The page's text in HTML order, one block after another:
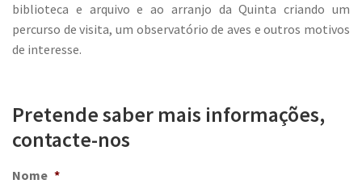
biblioteca e arquivo e ao arranjo da Quinta criando um
percurso de visita, um observatório de aves e outros motivos
de interesse.
Pretende saber mais informações,
contacte-nos
Nome *